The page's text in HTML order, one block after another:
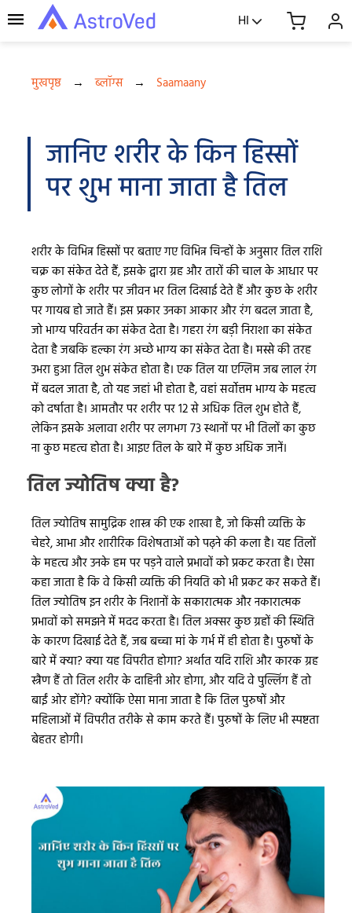
HI
मुखपृष्ठ → ब्लॉग्स → Saamaany
जानिए शरीर के किन हिस्सों
पर शुभ माना जाता है तिल
शरीर के विभिन्न हिस्सों पर बताए गए विभिन्न चिन्हों के अनुसार तिल राशि
चक्र का संकेत देते हैं, इसके द्वारा ग्रह और तारों की चाल के आधार पर
कुछ लोगों के शरीर पर जीवन भर तिल दिखाई देते हैं और कुछ के शरीर
पर गायब हो जाते हैं। इस प्रकार उनका आकार और रंग बदल जाता है,
जो भाग्य परिवर्तन का संकेत देता है। गहरा रंग बड़ी निराशा का संकेत
देता है जबकि हल्का रंग अच्छे भाग्य का संकेत देता है। मस्से की तरह
उभरा हुआ तिल शुभ संकेत होता है। एक तिल या एग्लिम जब लाल रंग
में बदल जाता है, तो यह जहां भी होता है, वहां सर्वोत्तम भाग्य के महत्व
को दर्षाता है। आमतौर पर शरीर पर 12 से अधिक तिल शुभ होते हैं,
लेकिन इसके अलावा शरीर पर लगभग 73 स्थानों पर भी तिलों का कुछ
ना कुछ महत्व होता है। आइए तिल के बारे में कुछ अधिक जानें।
तिल ज्योतिष क्या है?
तिल ज्योतिष सामुद्रिक शास्त्र की एक शाखा है, जो किसी व्यक्ति के
चेहरे, आभा और शारीरिक विशेषताओं को पढ़ने की कला है। यह तिलों
के महत्व और उनके हम पर पड़ने वाले प्रभावों को प्रकट करता है। ऐसा
कहा जाता है कि वे किसी व्यक्ति की नियति को भी प्रकट कर सकते हैं।
तिल ज्योतिष इन शरीर के निशानों के सकारात्मक और नकारात्मक
प्रभावों को समझने में मदद करता है। तिल अक्सर कुछ ग्रहों की स्थिति
के कारण दिखाई देते हैं, जब बच्चा मां के गर्भ में ही होता है। पुरुषों के
बारे में क्या? क्या यह विपरीत होगा? अर्थात यदि राशि और कारक ग्रह
स्त्रैण हैं तो तिल शरीर के दाहिनी ओर होगा, और यदि वे पुल्लिंग हैं तो
बाईं ओर होंगे? क्योंकि ऐसा माना जाता है कि तिल पुरुषों और
महिलाओं में विपरीत तरीके से काम करते हैं। पुरुषों के लिए भी स्पष्टता
बेहतर होगी।